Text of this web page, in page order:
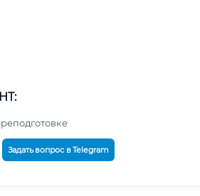
Задать вопрос в Telegram